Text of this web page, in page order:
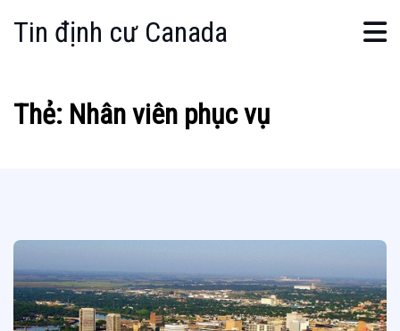
Tin định cư Canada
Thẻ: Nhân viên phục vụ